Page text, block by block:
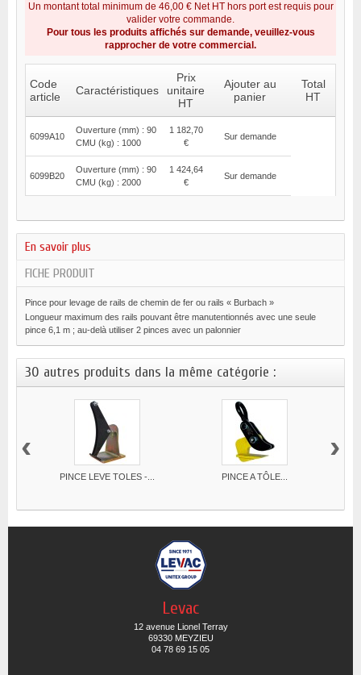
Un montant total minimum de 46,00 € Net HT hors port est requis pour
valider votre commande.
Pour tous les produits affichés sur demande, veuillez-vous
rapprocher de votre commercial.
Code
article
Caractéristiques
Prix
unitaire
HT
Ajouter au
panier
Total
HT
6099A10
Ouverture (mm) : 90
CMU (kg) : 1000
1 182,70
€
Sur demande
6099B20
Ouverture (mm) : 90
CMU (kg) : 2000
1 424,64
€
Sur demande
En savoir plus
FICHE PRODUIT
Pince pour levage de rails de chemin de fer ou rails « Burbach »
Longueur maximum des rails pouvant être manutentionnés avec une seule
pince 6,1 m ; au-delà utiliser 2 pinces avec un palonnier
30 autres produits dans la même catégorie :
PINCE LEVE TOLES -... PINCE A TÔLE...
‹ ›
Levac
12 avenue Lionel Terray
69330 MEYZIEU
04 78 69 15 05